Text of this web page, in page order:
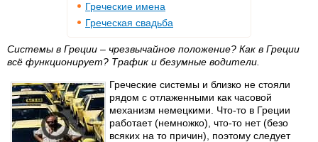
Греческие имена
Греческая свадьба
Системы в Греции – чрезвычайное положение? Как в Греции
всё функционирует? Трафик и безумные водители.
Греческие системы и близко не стояли
рядом с отлаженными как часовой
механизм немецкими. Что-то в Греции
работает (немножко), что-то нет (безо
всяких на то причин), поэтому следует